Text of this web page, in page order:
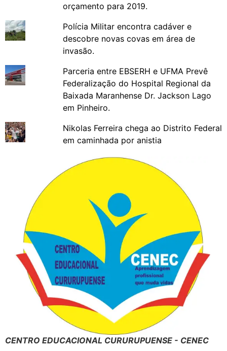
orçamento para 2019.
Polícia Militar encontra cadáver e
descobre novas covas em área de
invasão.
Parceria entre EBSERH e UFMA Prevê
Federalização do Hospital Regional da
Baixada Maranhense Dr. Jackson Lago
em Pinheiro.
Nikolas Ferreira chega ao Distrito Federal
em caminhada por anistia
CENTRO EDUCACIONAL CURURUPUENSE - CENEC